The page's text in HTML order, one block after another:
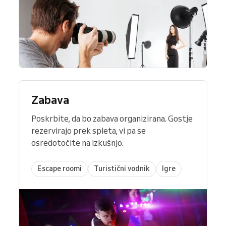
Zabava
Poskrbite, da bo zabava organizirana. Gostje
rezervirajo prek spleta, vi pa se
osredotočite na izkušnjo.
Escape roomi Turistični vodnik Igre